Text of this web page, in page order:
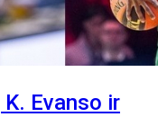
Evanso ir